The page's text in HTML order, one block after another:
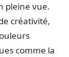
pleine vue.
créativité,
comme la